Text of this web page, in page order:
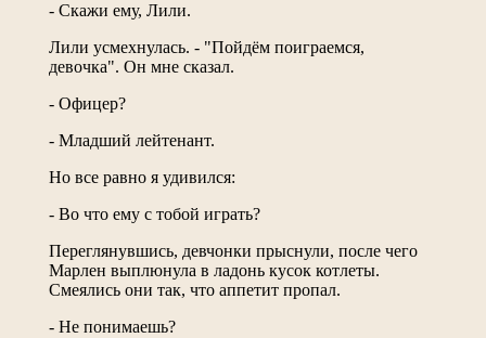
- Скажи ему, Лили.
Лили усмехнулась. - "Пойдём поиграемся,
девочка". Он мне сказал.
- Офицер?
- Младший лейтенант.
Но все равно я удивился:
- Во что ему с тобой играть?
Переглянувшись, девчонки прыснули, после чего
Марлен выплюнула в ладонь кусок котлеты.
Смеялись они так, что аппетит пропал.
- Не понимаешь?